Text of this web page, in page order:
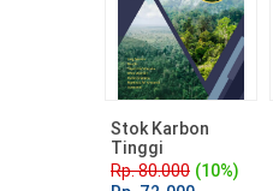
Stok Karbon
Tinggi
Rp. 80.000 (10%)